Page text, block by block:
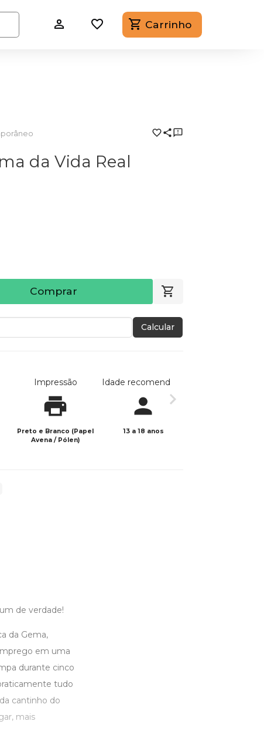
Carrinho
da Vida Real
Comprar
Calcular
Impressão
Preto e Branco (Papel
Avena / Pólen)
Idade recomendada
13 a 18 anos
de verdade!
da Gema,
em uma
durante cinco
tudo
cantinho do
mais